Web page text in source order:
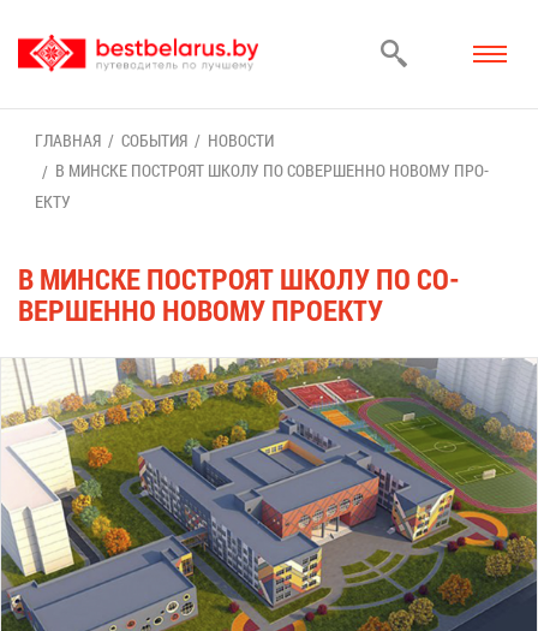
ГЛАВ­НАЯ СО­БЫ­ТИЯ
НО­ВО­СТИ
В МИН­СКЕ ПО­СТРО­ЯТ ШКО­ЛУ ПО СО­ВЕР­ШЕН­НО НО­ВО­МУ ПРО­
ЕК­ТУ
В МИН­СКЕ ПО­СТРО­ЯТ ШКО­ЛУ ПО СО­
ВЕР­ШЕН­НО НО­ВО­МУ ПРО­ЕК­ТУ